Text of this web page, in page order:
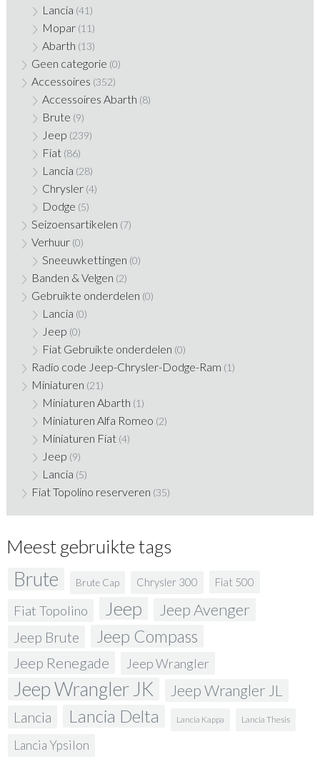
Lancia (41)
Mopar (11)
Abarth (13)
Geen categorie (0)
Accessoires (352)
Accessoires Abarth (8)
Brute (9)
Jeep (239)
Fiat (86)
Lancia (28)
Chrysler (4)
Dodge (5)
Seizoensartikelen (7)
Verhuur (0)
Sneeuwkettingen (0)
Banden & Velgen (2)
Gebruikte onderdelen (0)
Lancia (0)
Jeep (0)
Fiat Gebruikte onderdelen (0)
Radio code Jeep-Chrysler-Dodge-Ram (1)
Miniaturen (21)
Miniaturen Abarth (1)
Miniaturen Alfa Romeo (2)
Miniaturen Fiat (4)
Jeep (9)
Lancia (5)
Fiat Topolino reserveren (35)
Meest gebruikte tags
Brute Brute Cap Chrysler 300 Fiat 500
Fiat Topolino Jeep Jeep Avenger
Jeep Brute Jeep Compass
Jeep Renegade Jeep Wrangler
Jeep Wrangler JK Jeep Wrangler JL
Lancia Lancia Delta Lancia Kappa Lancia Thesis
Lancia Ypsilon